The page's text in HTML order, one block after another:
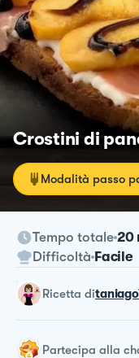
Crostini di
Modalità passo
Tempo totale 20
Difficoltà Facile
ricetta di
Partecipa alla